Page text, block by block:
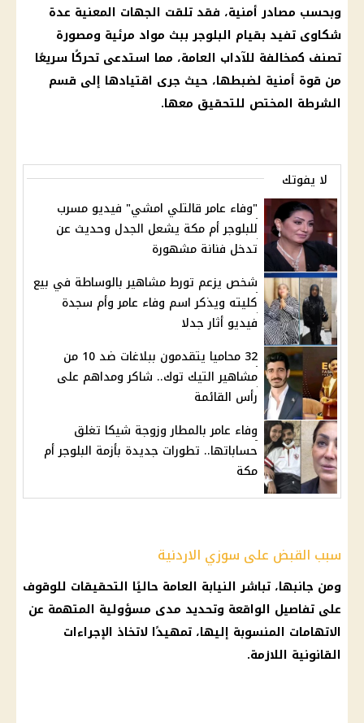
وبحسب مصادر أمنية، فقد تلقت الجهات المعنية عدة
شكاوى تفيد بقيام البلوجر ببث مواد مرئية ومصورة
تصنف كمخالفة للآداب العامة، مما استدعى تحركًا سريعًا
من قوة أمنية لضبطها، حيث جرى اقتيادها إلى قسم
الشرطة المختص للتحقيق معها.
لا يفوتك
"وفاء عامر قالتلي امشي" فيديو مسرب
للبلوجر أم مكة يشعل الجدل وحديث عن
تدخل فنانة مشهورة
شخص يزعم تورط مشاهير بالوساطة في بيع
كليته ويذكر اسم وفاء عامر وأم سجدة
فيديو أثار جدلا
32 محاميا يتقدمون ببلاغات ضد 10 من
مشاهير التيك توك.. شاكر ومداهم على
رأس القائمة
وفاء عامر بالمطار وزوجة شيكا تغلق
حساباتها.. تطورات جديدة بأزمة البلوجر أم
مكة
سبب القبض على سوزي الاردنية
ومن جانبها، تباشر النيابة العامة حاليًا التحقيقات للوقوف
على تفاصيل الواقعة وتحديد مدى مسؤولية المتهمة عن
الاتهامات المنسوبة إليها، تمهيدًا لاتخاذ الإجراءات
القانونية اللازمة.